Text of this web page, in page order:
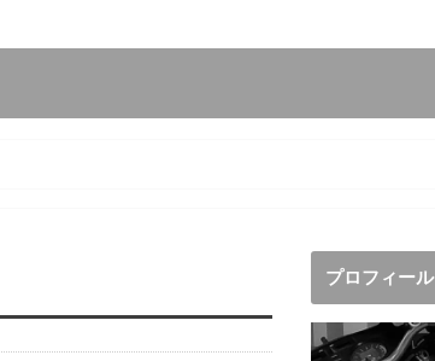
プロフィール